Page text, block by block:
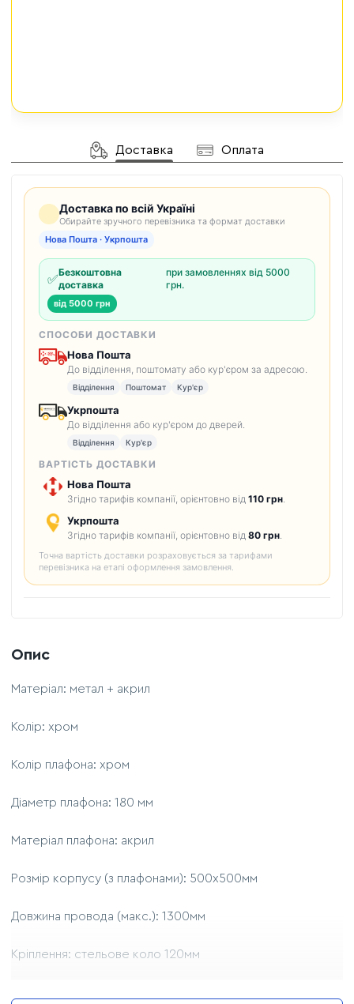
Доставка Оплата
Доставка по всій Україні
Обирайте зручного перевізника та формат доставки
Нова Пошта · Укрпошта
✅Безкоштовна
доставка
при замовленнях від 5000
грн.
від 5000 грн
СПОСОБИ ДОСТАВКИ
Нова Пошта
До відділення, поштомату або кур'єром за адресою.
Відділення Поштомат Кур'єр
Укрпошта
До відділення або кур'єром до дверей.
Відділення Кур'єр
ВАРТІСТЬ ДОСТАВКИ
Нова Пошта
Згідно тарифів компанії, орієнтовно від 110 грн
Укрпошта
Згідно тарифів компанії, орієнтовно від 80 грн
Точна вартість доставки розраховується за тарифами
перевізника на етапі оформлення замовлення.
Опис
Матеріал: метал + акрил
Колір: хром
Колір плафона: хром
Діаметр плафона: 180 мм
Матеріал плафона: акрил
Розмір корпусу (з плафонами): 500х500мм
Довжина провода (макс.): 1300мм
Кріплення: стельове коло 120мм